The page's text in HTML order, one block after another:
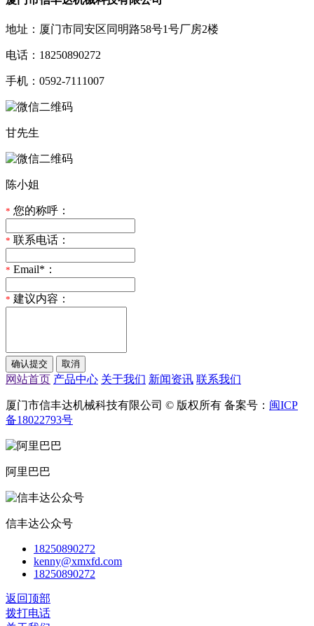
地址：厦门市同安区同明路58号1号厂房2楼
电话：18250890272
手机：0592-7111007
甘先生
陈小姐
* 您的称呼：
* 联系电话：
* Email*：
* 建议内容：
网站首页 产品中心 关于我们 新闻资讯 联系我们
厦门市信丰达机械科技有限公司 © 版权所有 备案号： 闽ICP
备18022793号
阿里巴巴
信丰达公众号
18250890272
kenny@xmxfd.com
18250890272
返回顶部
拨打电话